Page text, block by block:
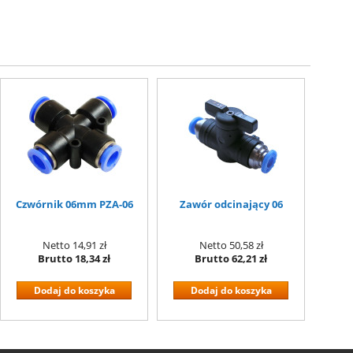
Czwórnik 06mm PZA-06
Netto 14,91 zł
Brutto 18,34 zł
Dodaj do koszyka
Zawór odcinający 06
Netto 50,58 zł
Brutto62,21 zł
Dodaj do koszyka